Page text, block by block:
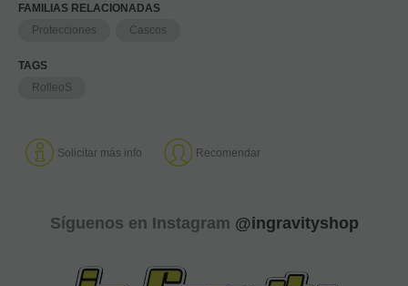
FAMILIAS RELACIONADAS
Protecciones
Cascos
TAGS
RolleoS
Solicitar más info Recomendar
Síguenos en Instagram @ingravityshop